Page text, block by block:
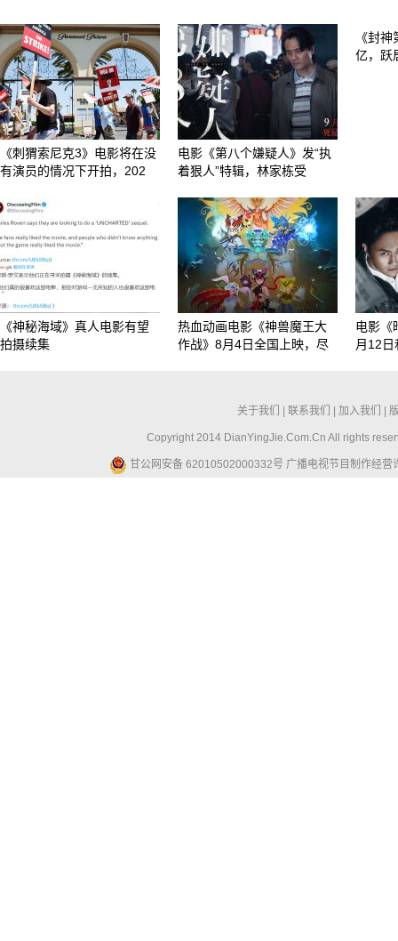
《刺猬索尼克3》电影将在没
有演员的情况下开拍，202
电影《第八个嫌疑人》发“执
着狠人”特辑，林家栋受
《封
亿，跃
《神秘海域》真人电影有望
拍摄续集
热血动画电影《神兽魔王大
作战》8月4日全国上映，尽
电影《
月12
关于我们 联系我们 加入我们
Copyright 2014 DianYingJie.Com.Cn All rights
甘公网安备 62010502000332号 广播电视节目制作经